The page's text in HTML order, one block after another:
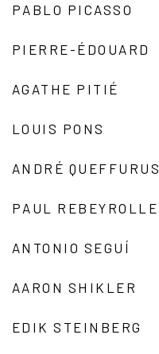
PABLO PICASSO
PIERRE-ÉDOUARD
AGATHE PITIÉ
LOUIS PONS
ANDRÉ QUEFFURUS
PAUL REBEYROLLE
ANTONIO SEGUÍ
AARON SHIKLER
EDIK STEINBERG